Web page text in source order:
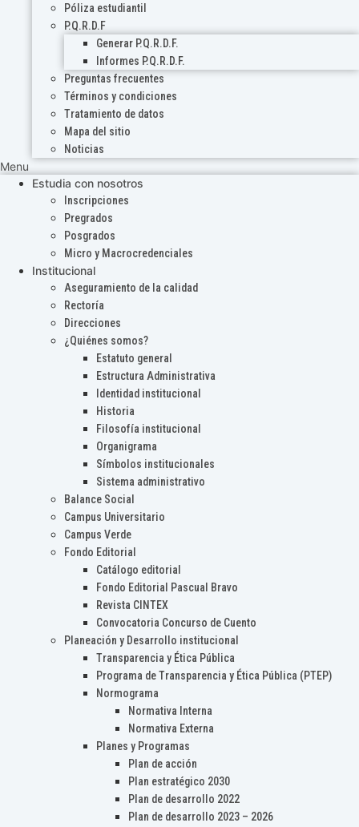
Póliza estudiantil
P.Q.R.D.F
Generar P.Q.R.D.F.
Informes P.Q.R.D.F.
Preguntas frecuentes
Términos y condiciones
Tratamiento de datos
Mapa del sitio
Noticias
Menu
Estudia con nosotros
Inscripciones
Pregrados
Posgrados
Micro y Macrocredenciales
Institucional
Aseguramiento de la calidad
Rectoría
Direcciones
¿Quiénes somos?
Estatuto general
Estructura Administrativa
Identidad institucional
Historia
Filosofía institucional
Organigrama
Símbolos institucionales
Sistema administrativo
Balance Social
Campus Universitario
Campus Verde
Fondo Editorial
Catálogo editorial
Fondo Editorial Pascual Bravo
Revista CINTEX
Convocatoria Concurso de Cuento
Planeación y Desarrollo institucional
Transparencia y Ética Pública
Programa de Transparencia y Ética Pública (PTEP)
Normograma
Normativa Interna
Normativa Externa
Planes y Programas
Plan de acción
Plan estratégico 2030
Plan de desarrollo 2022
Plan de desarrollo 2023 – 2026